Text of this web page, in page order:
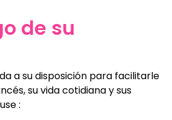
de su
a su disposición para facilitarle
su vida cotidiana y sus
: